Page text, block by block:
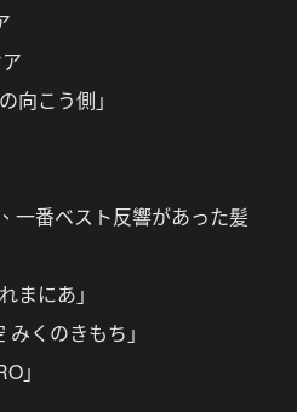
向こう側」
一番ベスト反響があった髪
まにあ」
くのきもち」
」